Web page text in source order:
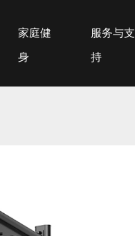
家庭健
身
服务与支
持